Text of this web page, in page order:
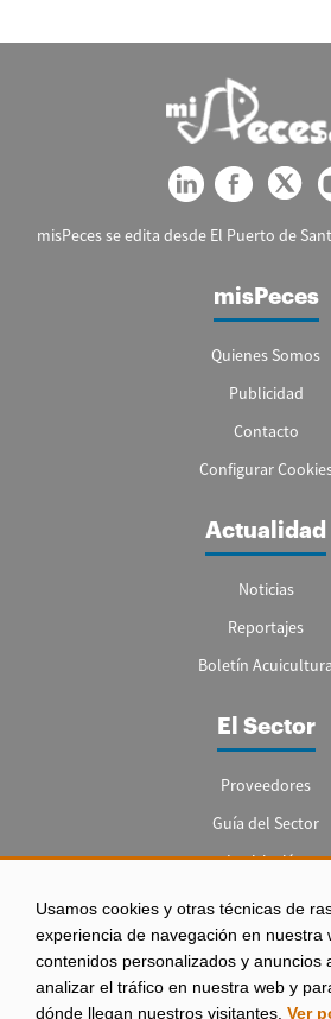
Usamos cookies y otras técnicas de
experiencia de navegación en nuestra
contenidos personalizados y anuncios
analizar el tráfico en nuestra web y
dónde llegan nuestros visitantes. Ver
misPeces se edita desde El Puerto de
misPeces
Quienes Somos
Publicidad
Contacto
Configurar
Actualidad
Noticias
Reportajes
Boletín Acuicultura
El Sector
Proveedores
Guía del Sector
Legislación
Empleo